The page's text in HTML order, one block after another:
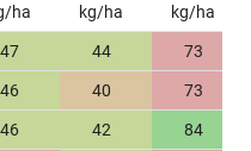
ha
kg/ha
kg/ha
47 44 73
46 40 73
46 42 84